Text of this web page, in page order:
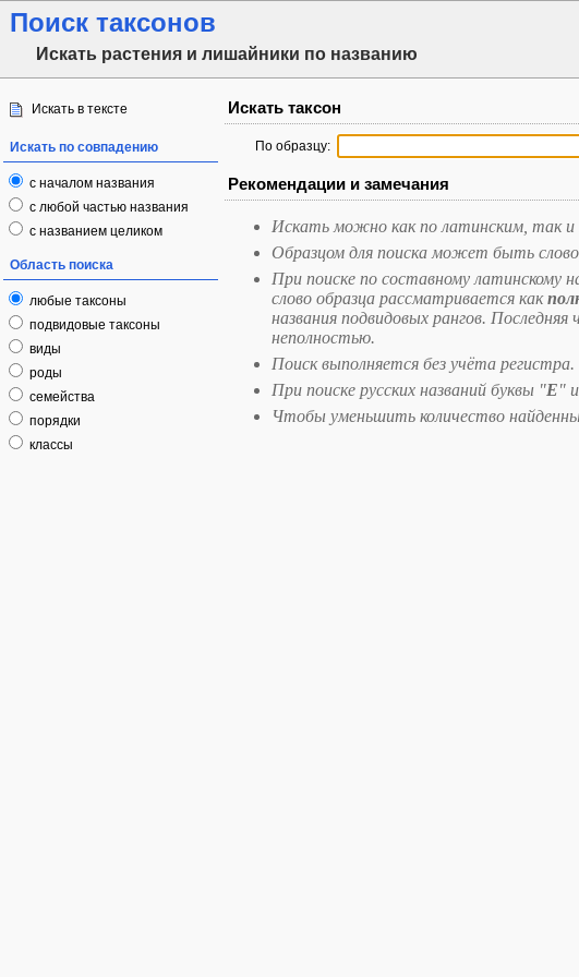
Поиск таксонов
Искать растения и лишайники по названию
Искать в тексте
Искать по совпадению
с началом названия
с любой частью названия
с названием целиком
Область поиска
любые таксоны
подвидовые таксоны
виды
роды
семейства
порядки
классы
Искать таксон
По образцу:
Рекомендации и замечания
Искать можно как по латинским, так и
Образцом для поиска может быть слово,
При поиске по составному латинскому
слово образца рассматривается как
названия подвидовых рангов.
неполностью.
Поиск выполняется без учёта регистра.
При поиске русских названий буквы "Е"
Чтобы уменьшить количество